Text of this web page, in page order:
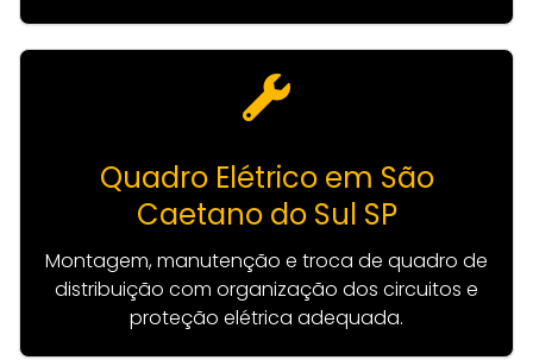
Quadro Elétrico em São
Caetano do Sul SP
Montagem, manutenção e troca de quadro de
distribuição com organização dos circuitos e
proteção elétrica adequada.